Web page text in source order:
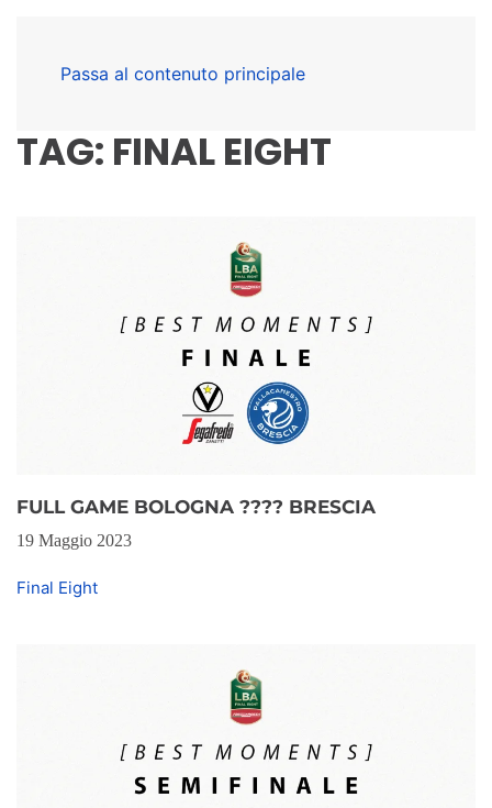
Passa al contenuto principale
TAG: FINAL EIGHT
FULL GAME BOLOGNA ???? BRESCIA
19 Maggio 2023
Final Eight